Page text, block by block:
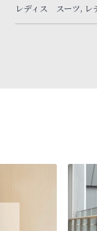
レディス スーツ, レ